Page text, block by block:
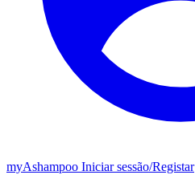
myAshampoo Iniciar sessão/Registar